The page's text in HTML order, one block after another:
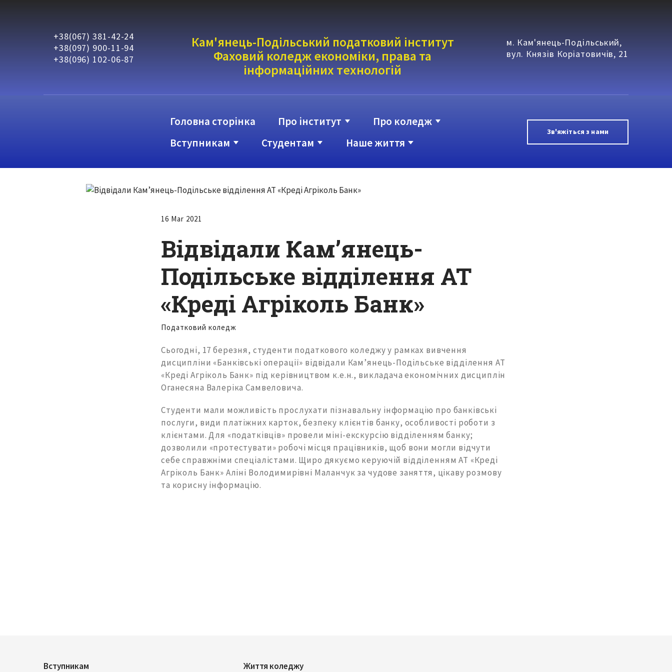
+38(067) 381-42-24
+38(097) 900-11-94
+38(096) 102-06-87
Кам'янець-Подільський податковий інститут
Фаховий коледж економіки, права та
інформаційних технологій
м. Кам'янець-Подільський,
вул. Князів Коріатовичів, 21
Головна сторінка Про інститут
Про коледж
Вступникам
Студентам Наше життя
Зв'яжіться з нами
16 Mar 2021
Відвідали Кам’янець-
Подільське відділення АТ
«Креді Агріколь Банк»
Податковий коледж
Сьогодні, 17 березня, студенти податкового коледжу у рамках вивчення
дисципліни «Банківські операції» відвідали Кам’янець-Подільське відділення АТ
«Креді Агріколь Банк» під керівництвом к.е.н., викладача економічних дисциплін
Оганесяна Валеріка Самвеловича.
Студенти мали можливість прослухати пізнавальну інформацію про банківські
послуги, види платіжних карток, безпеку клієнтів банку, особливості роботи з
клієнтами. Для «податківців» провели міні-екскурсію відділенням банку;
дозволили «протестувати» робочі місця працівників, щоб вони могли відчути
себе справжніми спеціалістами. Щиро дякуємо керуючій відділенням АТ «Креді
Агріколь Банк» Аліні Володимирівні Маланчук за чудове заняття, цікаву розмову
та корисну інформацію.
Вступникам Життя коледжу